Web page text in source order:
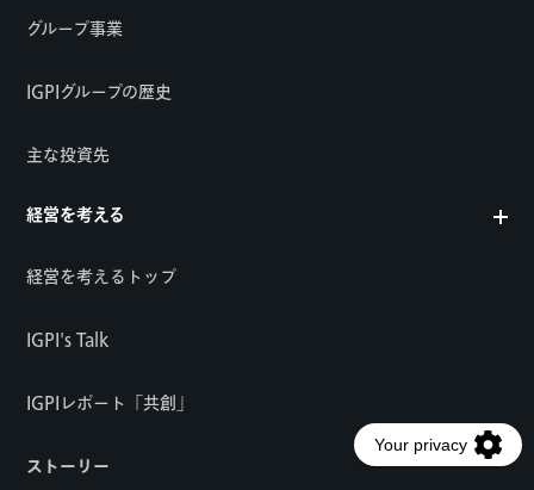
グループ事業
IGPIグループの歴史
主な投資先
経営を考える
経営を考えるトップ
IGPI's Talk
IGPIレポート「共創」
ストーリー